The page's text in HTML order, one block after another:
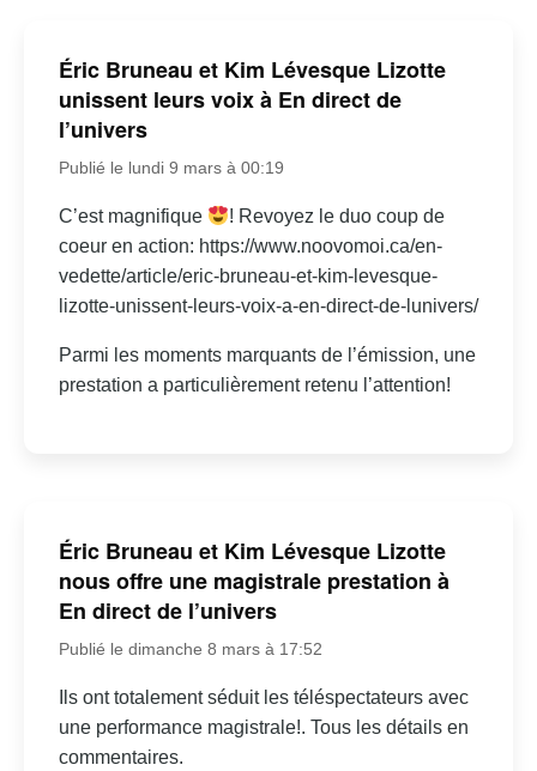
Éric Bruneau et Kim Lévesque Lizotte
unissent leurs voix à En direct de
l’univers
Publié le lundi 9 mars à 00:19
C’est magnifique
! Revoyez le duo coup de
coeur en action: https://www.noovomoi.ca/en-
vedette/article/eric-bruneau-et-kim-levesque-
lizotte-unissent-leurs-voix-a-en-direct-de-lunivers/
Parmi les moments marquants de l’émission, une
prestation a particulièrement retenu l’attention!
Éric Bruneau et Kim Lévesque Lizotte
nous offre une magistrale prestation à
En direct de l’univers
Publié le dimanche 8 mars à 17:52
Ils ont totalement séduit les téléspectateurs avec
une performance magistrale!. Tous les détails en
commentaires.